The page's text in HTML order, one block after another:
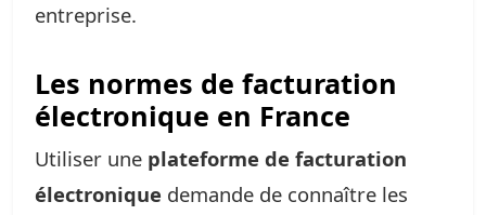
entreprise.
Les normes de facturation
électronique en France
Utiliser une plateforme de facturation
électronique demande de connaître les